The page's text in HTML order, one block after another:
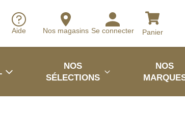
Aide Nos magasins Se connecter Panier
NOS
SÉLECTIONS
NOS